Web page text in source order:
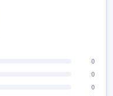
0
0
0